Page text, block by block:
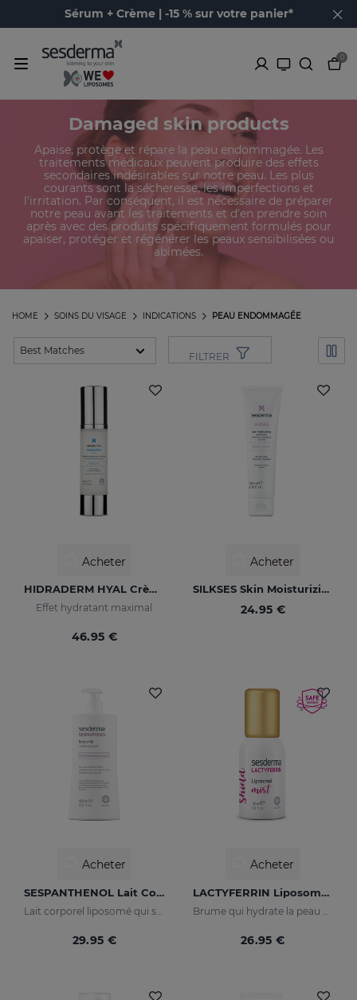
Sérum + Crème | -15 % sur votre panier*
0
Damaged skin products
Apaise, protège et répare la peau endommagée. Les
traitements médicaux peuvent produire des effets
secondaires indésirables sur notre peau. Les plus
courants sont la sécheresse, les imperfections et
l'irritation. Par conséquent, il est nécessaire de préparer
notre peau avant les traitements et d'en prendre soin
après avec des produits spécifiquement formulés pour
apaiser, protéger et régénérer les peaux sensibilisées ou
abîmées.
PEAU ENDOMMAGÉE
INDICATIONS
SOINS DU VISAGE
HOME
FILTRER
Acheter
HIDRADERM HYAL Crème Hydratante
Effet hydratant maximal
46.95 €
Acheter
SILKSES Skin Moisturizing Protector
24.95 €
Acheter
SESPANTHENOL Lait Corporel
29.95 €
Acheter
LACTYFERRIN Liposomal Mist 30ml
26.95 €